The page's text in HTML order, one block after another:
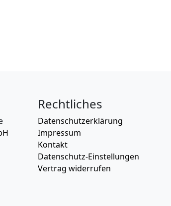
Rechtliches
Datenschutzerklärung
Impressum
Kontakt
Datenschutz-Einstellungen
Vertrag widerrufen